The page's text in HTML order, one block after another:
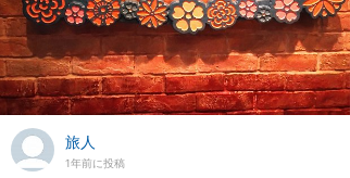
旅人
1年前に投稿